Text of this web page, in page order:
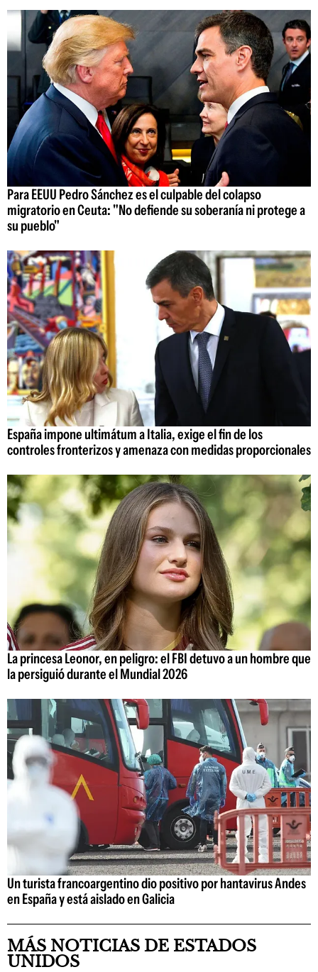
Para EEUU Pedro Sánchez es el culpable del colapso
migratorio en Ceuta: "No defiende su soberanía ni protege a
su pueblo"
España impone ultimátum a Italia, exige el fin de los
controles fronterizos y amenaza con medidas proporcionales
La princesa Leonor, en peligro: el FBI detuvo a un hombre que
la persiguió durante el Mundial 2026
Un turista francoargentino dio positivo por hantavirus Andes
en España y está aislado en Galicia
MÁS NOTICIAS DE ESTADOS
UNIDOS